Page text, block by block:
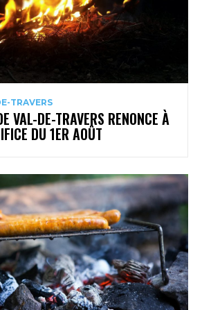
TRAVERS
VAL-DE-TRAVERS RENONCE À
DU 1ER AOÛT